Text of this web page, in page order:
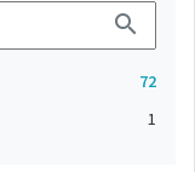
search
72
1